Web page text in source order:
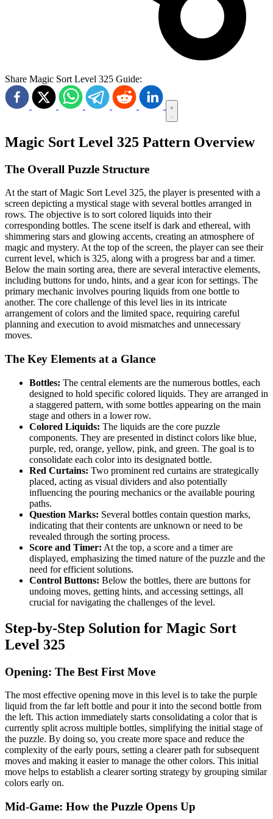
Share Magic Sort Level 325 Guide:
Magic Sort Level 325 Pattern Overview
The Overall Puzzle Structure
At the start of Magic Sort Level 325, the player is presented with a
screen depicting a mystical stage with several bottles arranged in
rows. The objective is to sort colored liquids into their
corresponding bottles. The scene itself is dark and ethereal, with
shimmering stars and glowing accents, creating an atmosphere of
magic and mystery. At the top of the screen, the player can see their
current level, which is 325, along with a progress bar and a timer.
Below the main sorting area, there are several interactive elements,
including buttons for undo, hints, and a gear icon for settings. The
primary mechanic involves pouring liquids from one bottle to
another. The core challenge of this level lies in its intricate
arrangement of colors and the limited space, requiring careful
planning and execution to avoid mismatches and unnecessary
moves.
The Key Elements at a Glance
Bottles: The central elements are the numerous bottles, each
designed to hold specific colored liquids. They are arranged in
a staggered pattern, with some bottles appearing on the main
stage and others in a lower row.
Colored Liquids: The liquids are the core puzzle
components. They are presented in distinct colors like blue,
purple, red, orange, yellow, pink, and green. The goal is to
consolidate each color into its designated bottle.
Red Curtains: Two prominent red curtains are strategically
placed, acting as visual dividers and also potentially
influencing the pouring mechanics or the available pouring
paths.
Question Marks: Several bottles contain question marks,
indicating that their contents are unknown or need to be
revealed through the sorting process.
Score and Timer: At the top, a score and a timer are
displayed, emphasizing the timed nature of the puzzle and the
need for efficient solutions.
Control Buttons: Below the bottles, there are buttons for
undoing moves, getting hints, and accessing settings, all
crucial for navigating the challenges of the level.
Step-by-Step Solution for Magic Sort
Level 325
Opening: The Best First Move
The most effective opening move in this level is to take the purple
liquid from the far left bottle and pour it into the second bottle from
the left. This action immediately starts consolidating a color that is
currently split across multiple bottles, simplifying the initial stage of
the puzzle. By doing so, you create more space and reduce the
complexity of the early pours, setting a clearer path for subsequent
moves and making it easier to manage the other colors. This initial
move helps to establish a clearer sorting strategy by grouping similar
colors early on.
Mid-Game: How the Puzzle Opens Up